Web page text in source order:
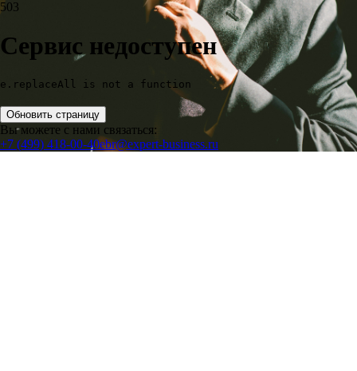
503
Сервис недоступен
e.replaceAll is not a function
Обновить страницу
Вы можете с нами связаться:
+7 (499) 418-00-40ebr@expert-business.ru